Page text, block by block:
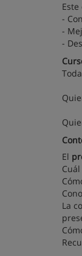
-
-
-
El
La